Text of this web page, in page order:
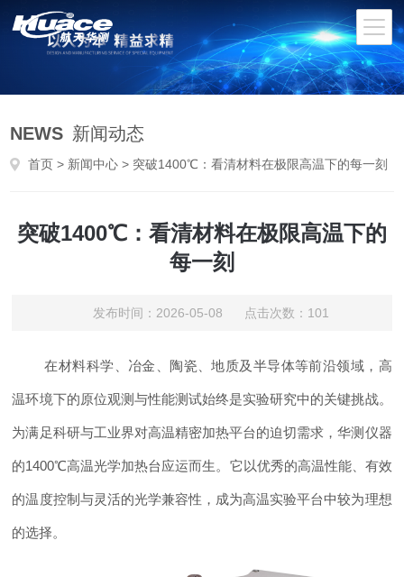
NEWS 新闻动态
首页 > 新闻中心 > 突破1400℃：看清材料在极限高温下的每一刻
突破1400℃：看清材料在极限高温下的
每一刻
发布时间：2026-05-08 点击次数：101
在材料科学、冶金、陶瓷、地质及半导体等前沿领域，高
温环境下的原位观测与性能测试始终是实验研究中的关键挑战。
为满足科研与工业界对高温精密加热平台的迫切需求，华测仪器
的1400℃高温光学加热台应运而生。它以优秀的高温性能、有效
的温度控制与灵活的光学兼容性，成为高温实验平台中较为理想
的选择。